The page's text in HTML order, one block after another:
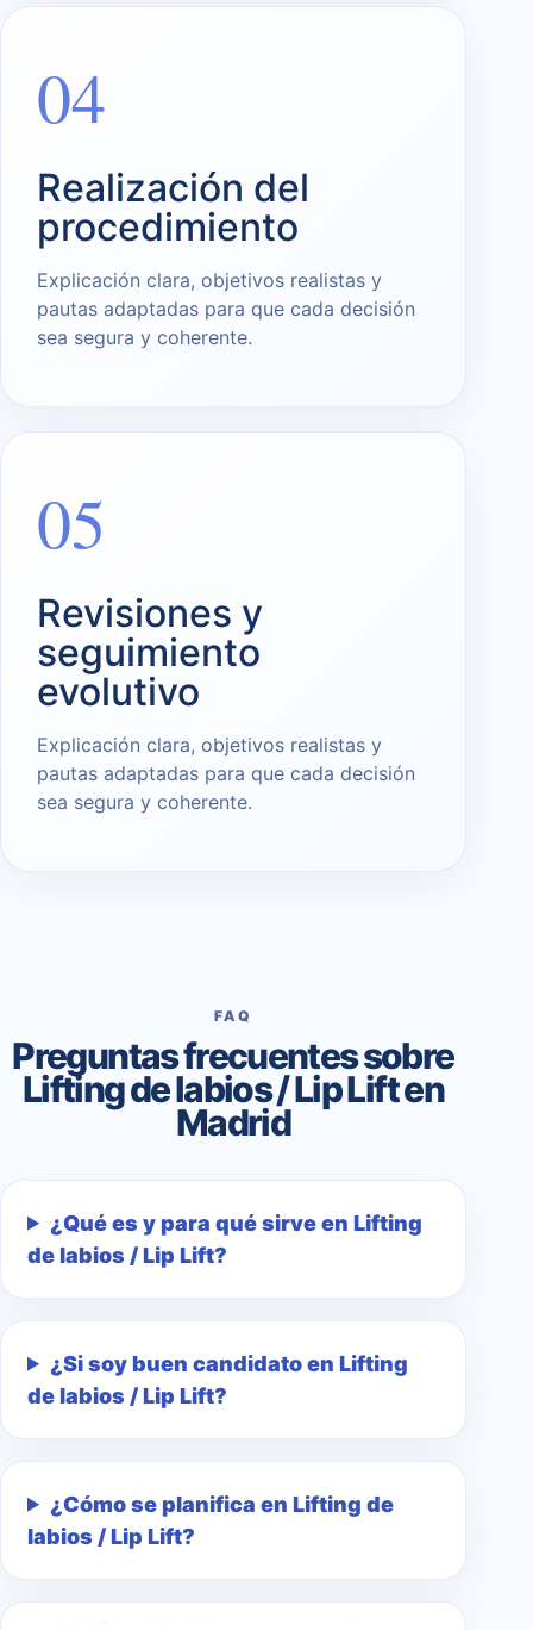
04
Realización del
procedimiento
Explicación clara, objetivos realistas y
pautas adaptadas para que cada decisión
sea segura y coherente.
05
Revisiones y
seguimiento
evolutivo
Explicación clara, objetivos realistas y
pautas adaptadas para que cada decisión
sea segura y coherente.
FAQ
Preguntas frecuentes sobre
Lifting de labios / Lip Lift en
Madrid
¿Qué es y para qué sirve en Lifting
de labios / Lip Lift?
¿Si soy buen candidato en Lifting
de labios / Lip Lift?
¿Cómo se planifica en Lifting de
labios / Lip Lift?